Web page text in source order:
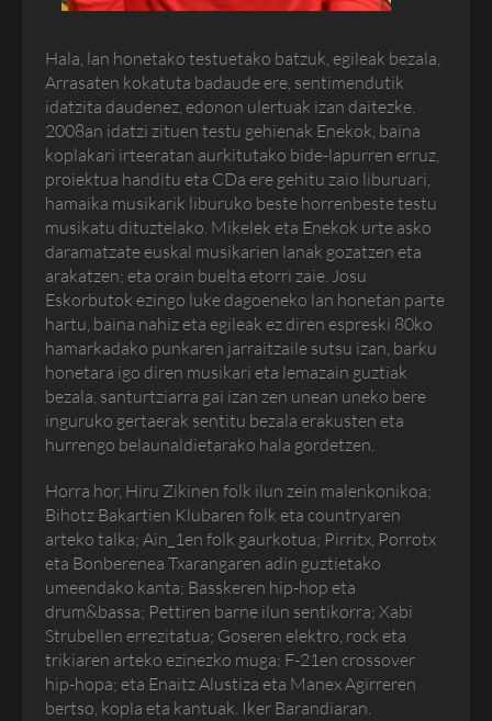
Hala, lan honetako testuetako batzuk, egileak bezala,
Arrasaten kokatuta badaude ere, sentimendutik
idatzita daudenez, edonon ulertuak izan daitezke.
2008an idatzi zituen testu gehienak Enekok, baina
koplakari irteeratan aurkitutako bide-lapurren erruz,
proiektua handitu eta CDa ere gehitu zaio liburuari,
hamaika musikarik liburuko beste horrenbeste testu
musikatu dituztelako. Mikelek eta Enekok urte asko
daramatzate euskal musikarien lanak gozatzen eta
arakatzen; eta orain buelta etorri zaie. Josu
Eskorbutok ezingo luke dagoeneko lan honetan parte
hartu, baina nahiz eta egileak ez diren espreski 80ko
hamarkadako punkaren jarraitzaile sutsu izan, barku
honetara igo diren musikari eta lemazain guztiak
bezala, santurtziarra gai izan zen unean uneko bere
inguruko gertaerak sentitu bezala erakusten eta
hurrengo belaunaldietarako hala gordetzen.
Horra hor, Hiru Zikinen folk ilun zein malenkonikoa;
Bihotz Bakartien Klubaren folk eta countryaren
arteko talka; Ain_1en folk gaurkotua; Pirritx, Porrotx
eta Bonberenea Txarangaren adin guztietako
umeendako kanta; Basskeren hip-hop eta
drum&bassa; Pettiren barne ilun sentikorra; Xabi
Strubellen errezitatua; Goseren elektro, rock eta
trikiaren arteko ezinezko muga; F-21en crossover
hip-hopa; eta Enaitz Alustiza eta Manex Agirreren
bertso, kopla eta kantuak. Iker Barandiaran.